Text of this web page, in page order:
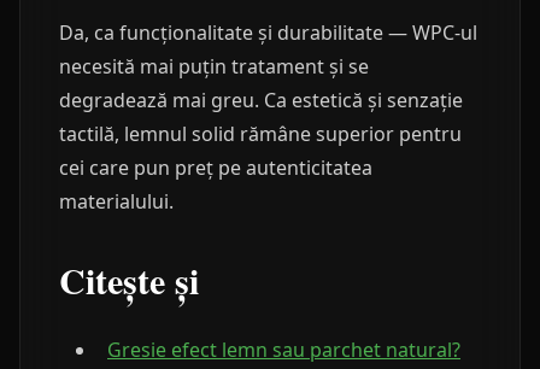
Da, ca funcționalitate și durabilitate — WPC-ul
necesită mai puțin tratament și se
degradează mai greu. Ca estetică și senzație
tactilă, lemnul solid rămâne superior pentru
cei care pun preț pe autenticitatea
materialului.
Citește și
Gresie efect lemn sau parchet natural?